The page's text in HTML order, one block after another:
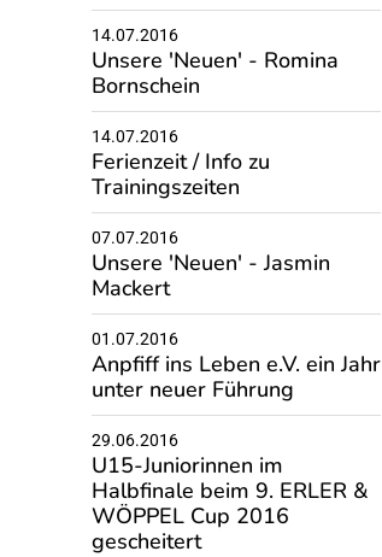
14.07.2016
Unsere 'Neuen' - Romina
Bornschein
14.07.2016
Ferienzeit / Info zu
Trainingszeiten
07.07.2016
Unsere 'Neuen' - Jasmin
Mackert
01.07.2016
Anpfiff ins Leben e.V. ein Jahr
unter neuer Führung
29.06.2016
U15-Juniorinnen im
Halbfinale beim 9. ERLER &
WÖPPEL Cup 2016
gescheitert